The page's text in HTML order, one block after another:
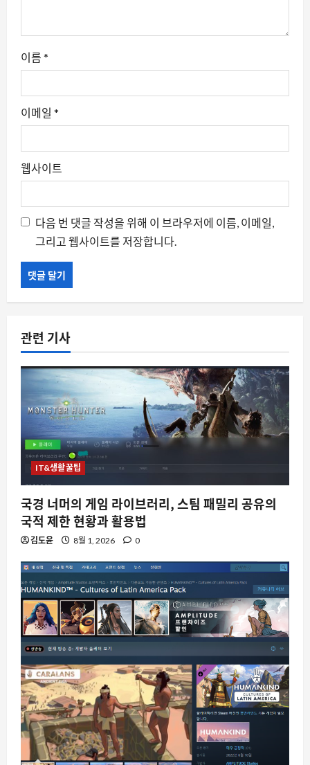
이름 *
이메일 *
웹사이트
다음 번 댓글 작성을 위해 이 브라우저에 이름, 이메일,
그리고 웹사이트를 저장합니다.
관련 기사
IT&생활꿀팁
국경 너머의 게임 라이브러리, 스팀 패밀리 공유의
국적 제한 현황과 활용법
김도윤 8월 1, 2026 0